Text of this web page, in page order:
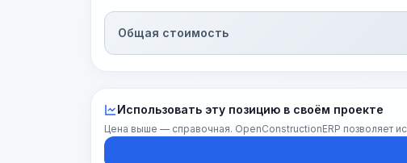
Общая стоимость
Использовать эту позицию в своём проекте
Цена выше — справочная. OpenConstructionERP позволяет